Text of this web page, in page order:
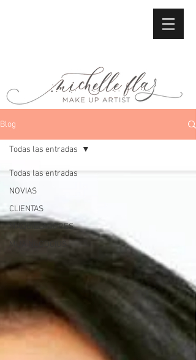
Blog
Todas las entradas
NOVIAS
CLIENTAS
MAQUILLADORES
Todas las entradas